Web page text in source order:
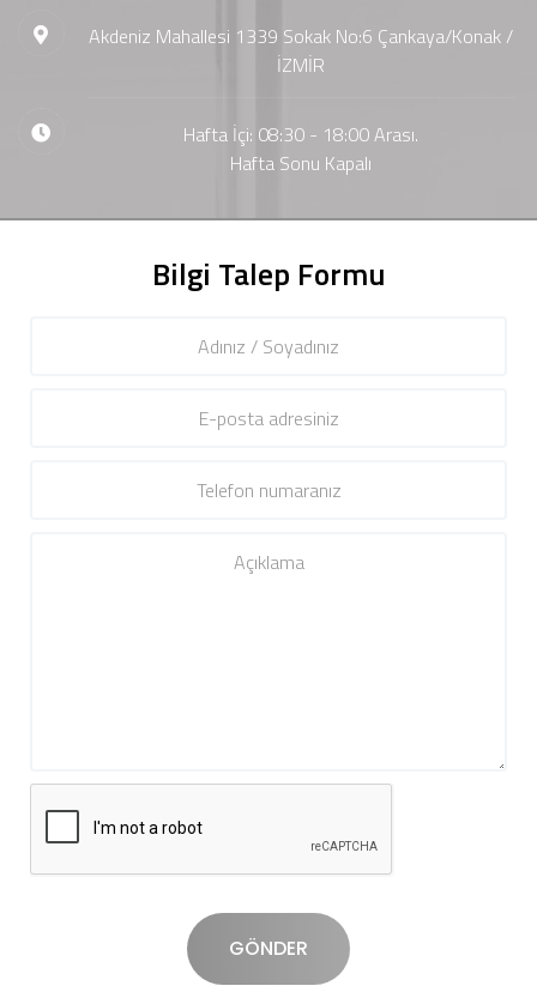
Bilgi Talep Formu
Akdeniz Mahallesi 1339 Sokak No:6 Çankaya/Konak /
İZMİR
Hafta İçi: 08:30 - 18:00 Arası.
Hafta Sonu Kapalı